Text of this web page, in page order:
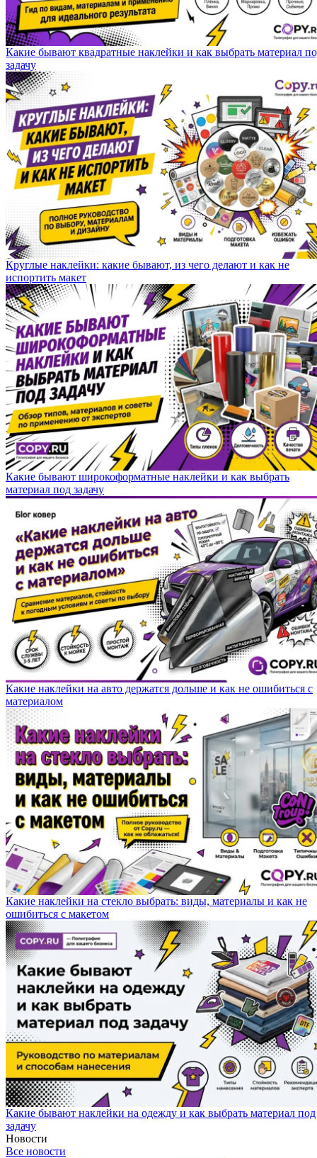
Какие бывают квадратные наклейки и как выбрать материал
задачу
Круглые наклейки: какие бывают, из чего делают и как не
испортить макет
Какие бывают широкоформатные наклейки и как выбрать
материал под задачу
Какие наклейки на авто держатся дольше и как не ошибиться с
материалом
Какие наклейки на стекло выбрать: виды, материалы и как не
ошибиться с макетом
Какие бывают наклейки на одежду и как выбрать материал под
задачу
Новости
Все новости